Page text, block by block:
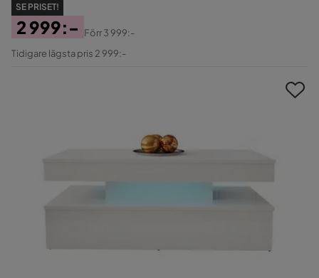
SE PRISET!
Pris
2 999:-
Original
Förr3 999:-
Tidigare lägsta pris 2 999:-